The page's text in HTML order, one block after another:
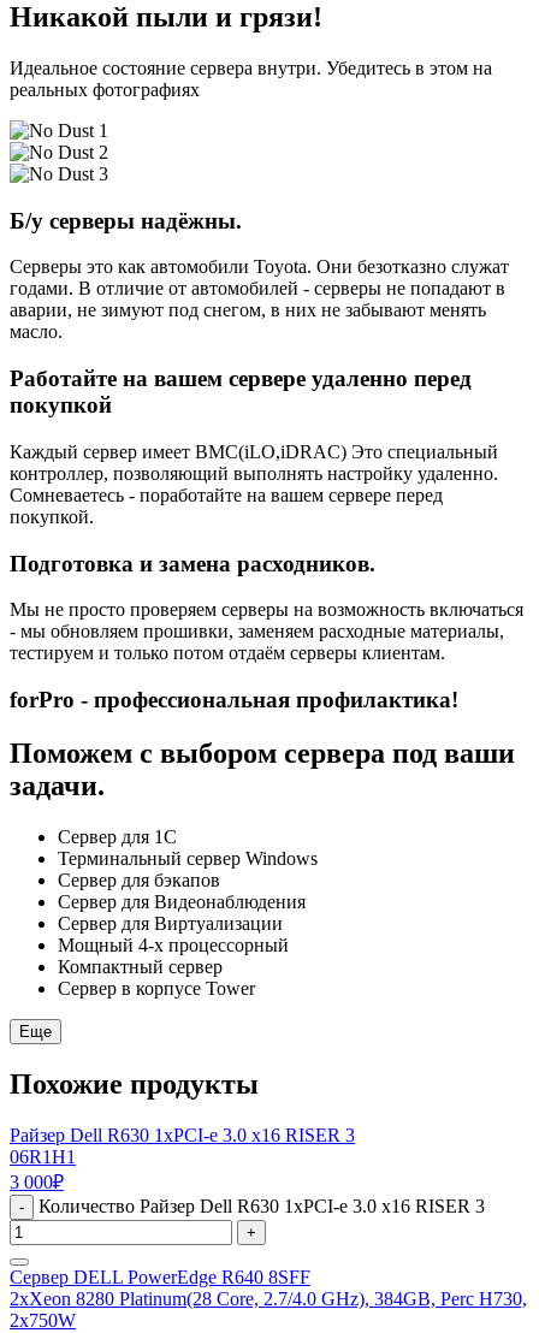
Никакой пыли и грязи!
Идеальное состояние сервера внутри. Убедитесь в этом на
реальных фотографиях
Б/у серверы надёжны.
Серверы это как автомобили Toyota. Они безотказно служат
годами. В отличие от автомобилей - серверы не попадают в
аварии, не зимуют под снегом, в них не забывают менять
масло.
Работайте на вашем сервере удаленно перед
покупкой
Каждый сервер имеет BMC(iLO,iDRAC) Это специальный
контроллер, позволяющий выполнять настройку удаленно.
Сомневаетесь - поработайте на вашем сервере перед
покупкой.
Подготовка и замена расходников.
Мы не просто проверяем серверы на возможность включаться
- мы обновляем прошивки, заменяем расходные материалы,
тестируем и только потом отдаём серверы клиентам.
forPro - профессиональная профилактика!
Поможем с выбором сервера под ваши
задачи.
Сервер для 1С
Терминальный сервер Windows
Сервер для бэкапов
Сервер для Видеонаблюдения
Сервер для Виртуализации
Мощный 4-х процессорный
Компактный сервер
Сервер в корпусе Tower
Еще
Похожие продукты
Райзер Dell R630 1xPCI-e 3.0 x16 RISER 3
06R1H1
3 000₽
- Количество Райзер Dell R630 1xPCI-e 3.0 x16 RISER 3
+
Сервер DELL PowerEdge R640 8SFF
2xXeon 8280 Platinum(28 Core, 2.7/4.0 GHz), 384GB, Perc H730,
2x750W